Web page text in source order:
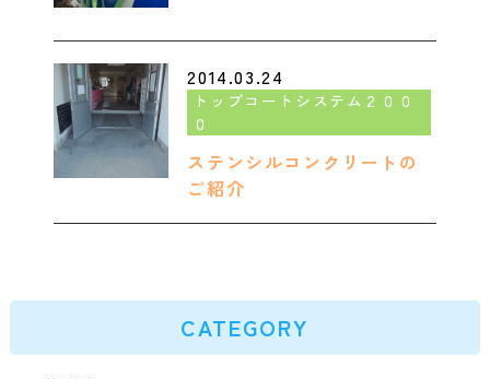
2014.03.24
トップコートシステム２００
０
ステンシルコンクリートの
ご紹介
CATEGORY